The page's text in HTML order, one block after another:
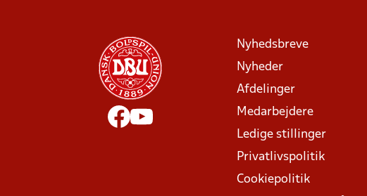
Nyhedsbreve
Nyheder
Afdelinger
Medarbejdere
Ledige stillinger
Privatlivspolitik
Cookiepolitik